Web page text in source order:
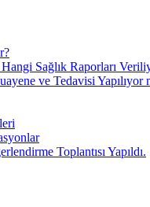
Sağlık Raporları
ve Tedavisi Yapılıyor
Toplantısı Yapıldı.